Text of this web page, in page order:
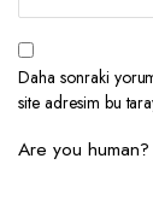
Daha sonraki
site adresim bu
Are you